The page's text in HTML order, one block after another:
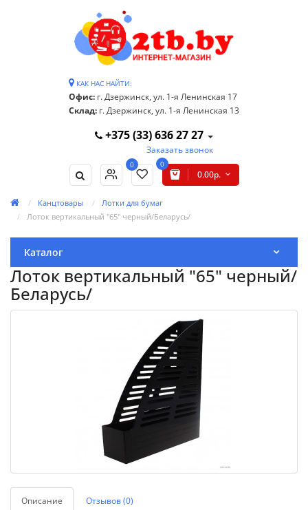
КАК НАС НАЙТИ:
Офис: г. Дзержинск, ул. 1-я Ленинская 17
Склад: г. Дзержинск, ул. 1-я Ленинская 13
+375 (33) 636 27 27
Заказать звонок
0 0
0.00р.
Канцтовары
Лотки для бумаг
Лоток вертикальный "65" черный/Беларусь/
Каталог
Лоток вертикальный "65" черный/
Беларусь/
Описание Отзывов (0)